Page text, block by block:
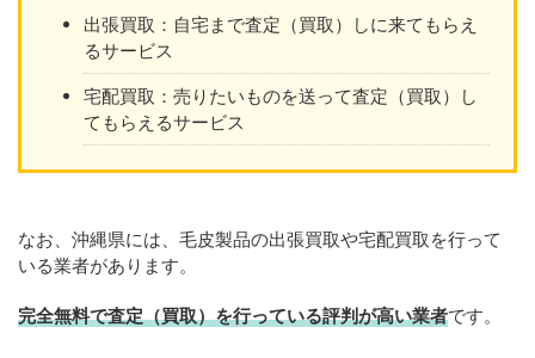
出張買取：自宅まで査定（買取）しに来てもらえ
るサービス
宅配買取：売りたいものを送って査定（買取）し
てもらえるサービス
なお、沖縄県には、毛皮製品の出張買取や宅配買取を行って
いる業者があります。
完全無料で査定（買取）を行っている評判が高い業者です。